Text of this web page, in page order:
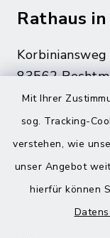
Mit Ihrer
sog. Tracking-
verstehen, wie
unser Angebot
hierfür können
Rathaus
Korbiniansweg
83562
08076 499
08076